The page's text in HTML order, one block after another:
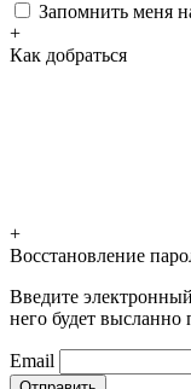
Запомнить меня
+
Как добраться
+
Восстановление
Введите
него будет высланно
Email